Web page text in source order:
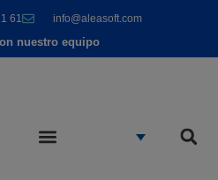
61 info@aleasoft.com
nuestro equipo